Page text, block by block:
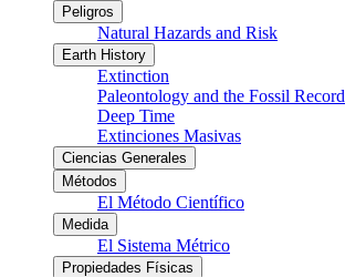
Peligros
Natural Hazards and Risk
Earth History
Extinction
Paleontology and the Fossil Record
Deep Time
Extinciones Masivas
Ciencias Generales
Métodos
El Método Científico
Medida
El Sistema Métrico
Propiedades Físicas